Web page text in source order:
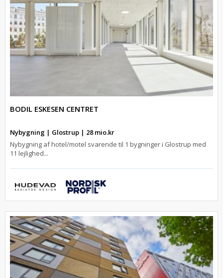
BODIL ESKESEN CENTRET
Nybygning | Glostrup | 28 mio.kr
Nybygning af hotel/motel svarende til 1 bygninger i Glostrup med
11 lejlighed...